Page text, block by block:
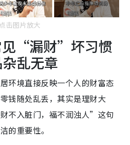
点击图片放大
见“漏财”坏习惯
杂乱无章
环境直接反映一个人的财富态
钱随处乱丢，其实是理财大
不入脏门，福不润浊人”这句
的重要性。